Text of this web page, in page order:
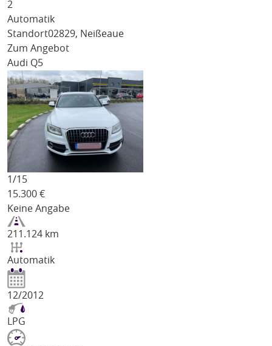
2
Automatik
Standort02829, Neißeaue
Zum Angebot
Audi Q5
1/15
15.300 €
Keine Angabe
211.124 km
Automatik
12/2012
LPG